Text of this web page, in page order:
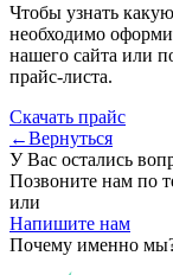
Чтобы узнать
необходимо
нашего сайта или
прайс-листа.
Скачать прайс
←Вернуться
У Вас остались
Позвоните нам по
или
Напишите нам
Почему именно